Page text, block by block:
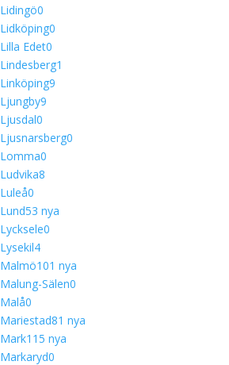
Lidingö0
Lidköping0
Lilla Edet0
Lindesberg1
Linköping9
Ljungby9
Ljusdal0
Ljusnarsberg0
Lomma0
Ludvika8
Luleå0
Lund53 nya
Lycksele0
Lysekil4
Malmö101 nya
Malung-Sälen0
Malå0
Mariestad81 nya
Mark115 nya
Markaryd0